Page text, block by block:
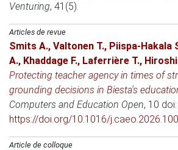
Venturing, 41(5).
Articles de revue
Smits A., Valtonen T., Piispa-Hakala
A., Khaddage F., Laferrière T.,
Protecting teacher agency in times of
grounding decisions in Biesta's
Computers and Education Open, 10 doi:
https://doi.org/10.1016/
Article de colloque